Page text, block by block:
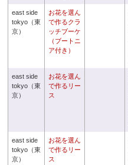
east side
tokyo（東
京）
お花を選ん
で作るクラ
ッチブーケ
（ブートニ
ア付き）
east side
tokyo（東
京）
お花を選ん
で作るリー
ス
east side
tokyo（東
京）
お花を選ん
で作るリー
ス